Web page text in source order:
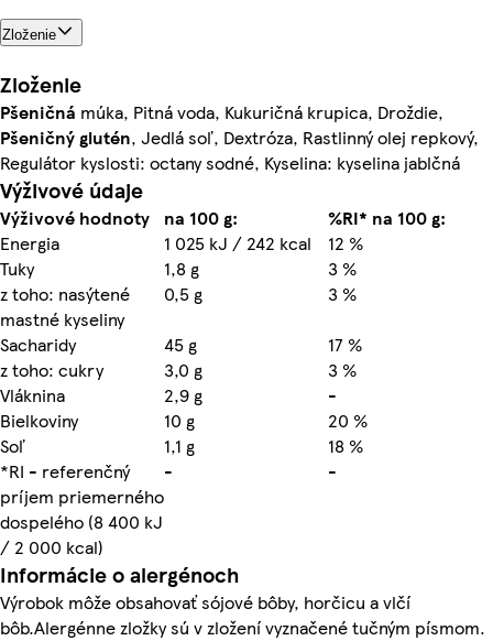
Zloženie
Zloženie
Pšeničná múka, Pitná voda, Kukuričná krupica, Droždie,
Pšeničnýglutén, Jedlá soľ, Dextróza, Rastlinný olej repkový,
Regulátor kyslosti: octany sodné, Kyselina: kyselina jablčná
Výživové údaje
Výživové hodnoty na 100 g:
%RI* na 100 g:
Energia
1 025 kJ / 242 kcal
12 %
Tuky
1,8 g
3 %
z toho: nasýtené
mastné kyseliny
0,5 g
3 %
Sacharidy
45 g
17 %
z toho: cukry
3,0 g
3 %
Vláknina
2,9 g
-
Bielkoviny
10 g
20 %
Soľ
1,1 g
18 %
*RI - referenčný
príjem priemerného
dospelého (8 400 kJ
/ 2 000 kcal)
- -
Informácie o alergénoch
Výrobok môže obsahovať sójové bôby, horčicu a vlčí
bôb.Alergénne zložky sú v zložení vyznačené tučným písmom.